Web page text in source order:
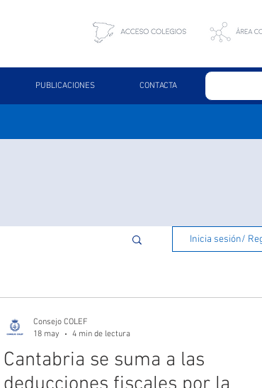
PUBLICACIONES CONTACTA
Inicia sesión/
Cantabria se suma a las
Consejo COLEF
18 may
4 min de lectura